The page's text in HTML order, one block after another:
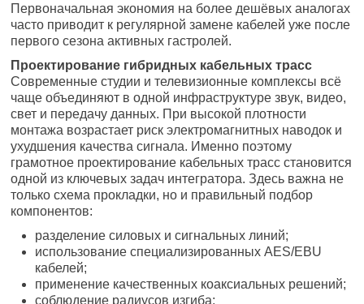
Первоначальная экономия на более дешёвых аналогах
часто приводит к регулярной замене кабелей уже после
первого сезона активных гастролей.
Проектирование гибридных кабельных трасс
Современные студии и телевизионные комплексы всё
чаще объединяют в одной инфраструктуре звук, видео,
свет и передачу данных. При высокой плотности
монтажа возрастает риск электромагнитных наводок и
ухудшения качества сигнала. Именно поэтому
грамотное проектирование кабельных трасс становится
одной из ключевых задач интегратора. Здесь важна не
только схема прокладки, но и правильный подбор
компонентов:
разделение силовых и сигнальных линий;
использование специализированных AES/EBU
кабелей;
применение качественных коаксиальных решений;
соблюдение радиусов изгиба;